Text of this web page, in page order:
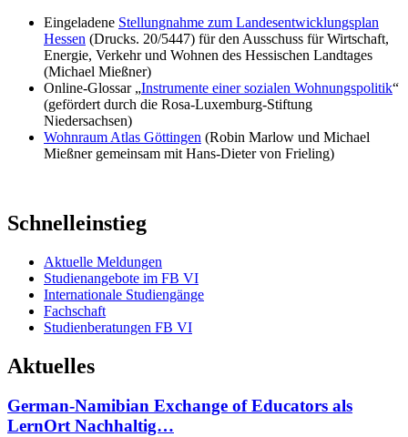
Eingeladene Stellungnahme zum Landesentwicklungsplan
Hessen (Drucks. 20/5447) für den Ausschuss für Wirtschaft,
Energie, Verkehr und Wohnen des Hessischen Landtages
(Michael Mießner)
Online-Glossar „Instrumente einer sozialen Wohnungspolitik“
(gefördert durch die Rosa-Luxemburg-Stiftung
Niedersachsen)
Wohnraum Atlas Göttingen (Robin Marlow und Michael
Mießner gemeinsam mit Hans-Dieter von Frieling)
Schnelleinstieg
Aktuelle Meldungen
Studienangebote im FB VI
Internationale Studiengänge
Fachschaft
Studienberatungen FB VI
Aktuelles
German-Namibian Exchange of Educators als
LernOrt Nachhaltig…